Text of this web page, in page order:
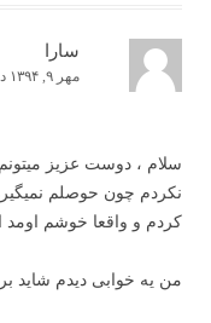
سارا
مهر ۹, ۱۳۹۴ در t ۷:۲۰ ب.ظ
سلام ، دوست عزیز
نکردم چون حوصلم نمیگیره
کردم و واقعا خوشم اومد
من یه خوابی دیدم شاید